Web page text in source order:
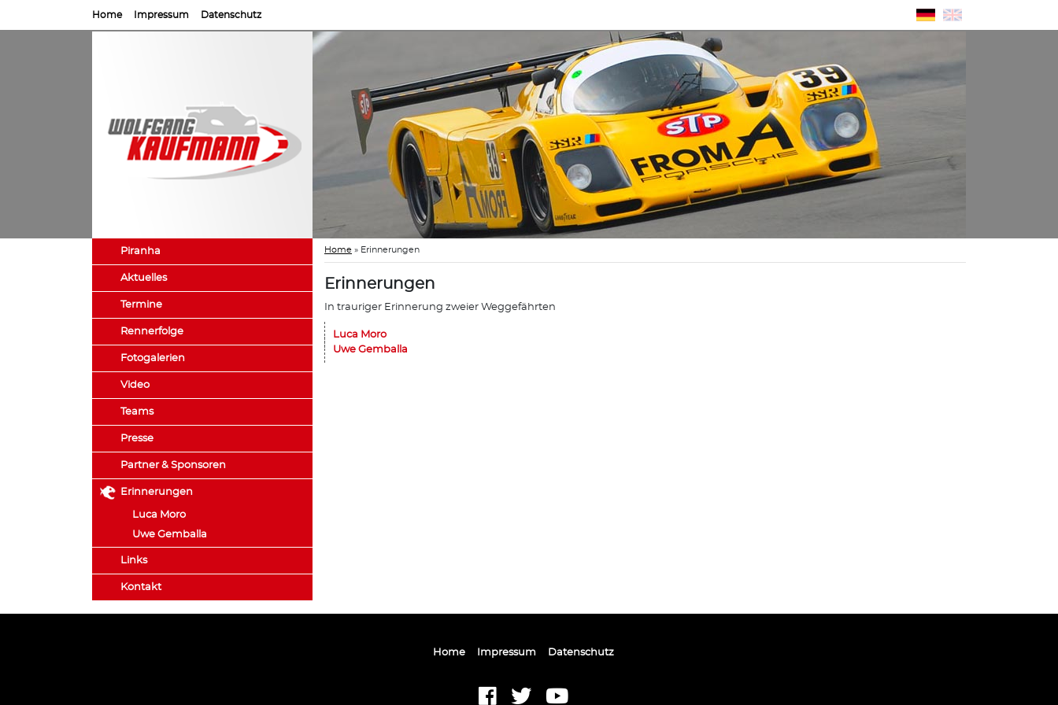
Home Impressum Datenschutz
Piranha
Aktuelles
Termine
Rennerfolge
Fotogalerien
Video
Teams
Presse
Partner & Sponsoren
Erinnerungen
Luca Moro
Uwe Gemballa
Links
Kontakt
Home » Erinnerungen
Erinnerungen
In trauriger Erinnerung zweier Weggefährten
Luca Moro
Uwe Gemballa
Home Impressum Datenschutz